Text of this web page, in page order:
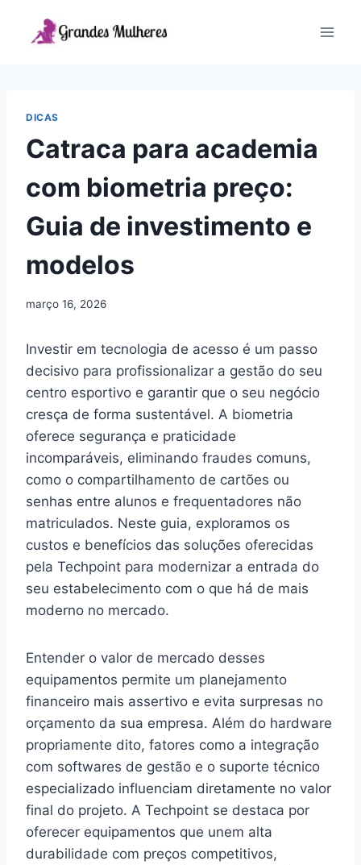
DICAS
Catraca para academia
com biometria preço:
Guia de investimento e
modelos
março 16, 2026
Investir em tecnologia de acesso é um passo
decisivo para profissionalizar a gestão do seu
centro esportivo e garantir que o seu negócio
cresça de forma sustentável. A biometria
oferece segurança e praticidade
incomparáveis, eliminando fraudes comuns,
como o compartilhamento de cartões ou
senhas entre alunos e frequentadores não
matriculados. Neste guia, exploramos os
custos e benefícios das soluções oferecidas
pela Techpoint para modernizar a entrada do
seu estabelecimento com o que há de mais
moderno no mercado.
Entender o valor de mercado desses
equipamentos permite um planejamento
financeiro mais assertivo e evita surpresas no
orçamento da sua empresa. Além do hardware
propriamente dito, fatores como a integração
com softwares de gestão e o suporte técnico
especializado influenciam diretamente no valor
final do projeto. A Techpoint se destaca por
oferecer equipamentos que unem alta
durabilidade com preços competitivos,